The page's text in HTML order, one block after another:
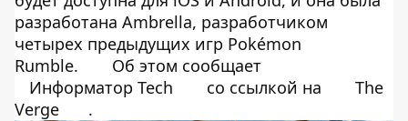
разработана Ambrella, разработчиком
четырех предыдущих игр Pokémon
Rumble.
Об этом сообщает
Информатор Tech
со ссылкой на
The
Verge
.